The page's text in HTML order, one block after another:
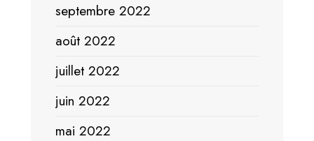
septembre 2022
août 2022
juillet 2022
juin 2022
mai 2022